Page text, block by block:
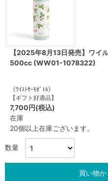
【2025年8月13日発売】ワイ
500cc (WW01-1078322)
（ﾜｲｽﾄｻｰﾓﾎﾞﾄﾙ）
【ギフト好適品】
7,700円(税込)
在庫
20個以上在庫ございます。
数量
買い物